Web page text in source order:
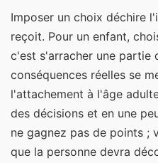
Imposer un choix déchire
reçoit. Pour un enfant,
c'est s'arracher une partie
conséquences réelles se
l'attachement à l'âge
des décisions et en une
ne gagnez pas de points ;
que la personne devra